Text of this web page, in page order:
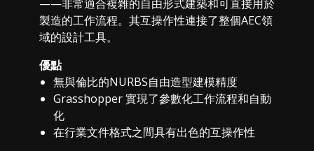
——非常適合複雜的自由形式建築和可直接用於
製造的工作流程。其互操作性連接了整個AEC領
域的設計工具。
優點
無與倫比的NURBS自由造型建模精度
Grasshopper 實現了參數化工作流程和自動
化
在行業文件格式之間具有出色的互操作性